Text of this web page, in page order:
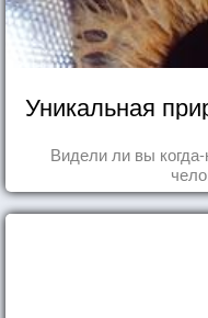
Уникальная
Видели ли вы